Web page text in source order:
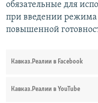
обязательные для
при введении
повышенной
Кавказ.Реалии в Facebook
Кавказ.Реалии в YouTube